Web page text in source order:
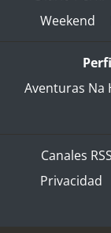
Weekend
Aventuras Na
Canales RSS
Privacidad